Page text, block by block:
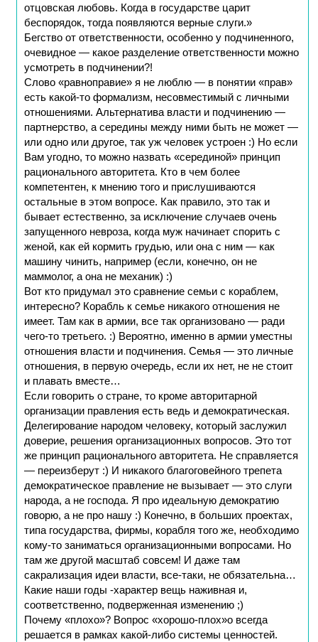
отцовская любовь. Когда в государстве царит
беспорядок, тогда появляются верные слуги.»
Бегство от ответственности, особенно у подчиненного,
очевидное — какое разделение ответственности можно
усмотреть в подчинении?!
Слово «равноправие» я не люблю — в понятии «прав»
есть какой-то формализм, несовместимый с личными
отношениями. Альтернатива власти и подчинению —
партнерство, а середины между ними быть не может —
или одно или другое, так уж человек устроен :) Но если
Вам угодно, то можно назвать «серединой» принцип
рационального авторитета. Кто в чем более
компетентен, к мнению того и прислушиваются
остальные в этом вопросе. Как правило, это так и
бывает естественно, за исключение случаев очень
запущенного невроза, когда муж начинает спорить с
женой, как ей кормить грудью, или она с ним — как
машину чинить, например (если, конечно, он не
маммолог, а она не механик) :)
Вот кто придумал это сравнение семьи с кораблем,
интересно? Корабль к семье никакого отношения не
имеет. Там как в армии, все так организовано — ради
чего-то третьего. :) Вероятно, именно в армии уместны
отношения власти и подчинения. Семья — это личные
отношения, в первую очередь, если их нет, не не стоит
и плавать вместе…
Если говорить о стране, то кроме авторитарной
организации правления есть ведь и демократическая.
Делегирование народом человеку, который заслужил
доверие, решения организационных вопросов. Это тот
же принцип рационального авторитета. Не справляется
— переизберут :) И никакого благоговейного трепета
демократическое правление не вызывает — это слуги
народа, а не господа. Я про идеальную демократию
говорю, а не про нашу :) Конечно, в больших проектах,
типа государства, фирмы, корабля того же, необходимо
кому-то заниматься организационными вопросами. Но
там же другой масштаб совсем! И даже там
сакрализация идеи власти, все-таки, не обязательна…
Какие наши годы -характер вещь наживная и,
соответственно, подверженная изменению ;)
Почему «плохо»? Вопрос «хорошо-плох»о всегда
решается в рамках какой-либо системы ценностей.